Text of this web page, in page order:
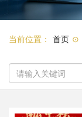
当前位置： 首页 ⊙